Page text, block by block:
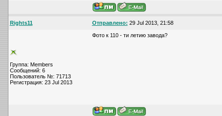
Rights11 Отправлено: 29 Jul 2013, 21:58
Группа: Members
Сообщений: 6
Пользователь №: 71713
Регистрация: 23 Jul 2013
Фото к 110 - ти летию завода?